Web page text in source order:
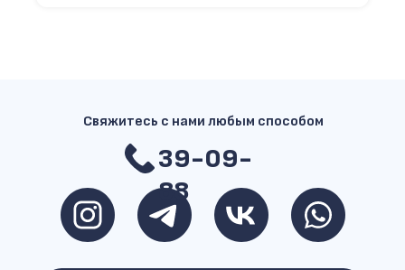
39-09-
88
Свяжитесь с нами любым способом